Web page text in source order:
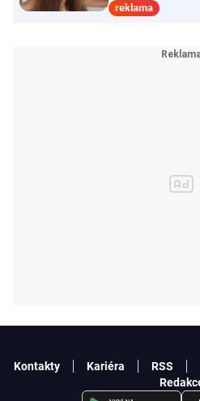
reklama
Kontakty Kariéra RSS